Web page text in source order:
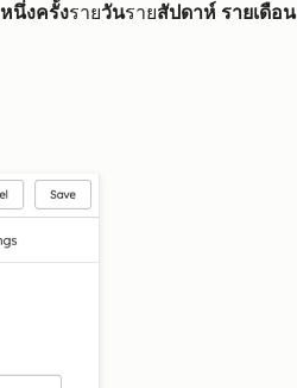
หนึ่งครั้งรายวันรายสัปดาห์ รายเดือน